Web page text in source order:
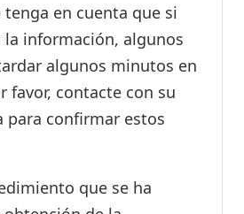
en cuenta que si
la información, algunos
algunos minutos en
favor, contacte con su
para confirmar estos
que se ha